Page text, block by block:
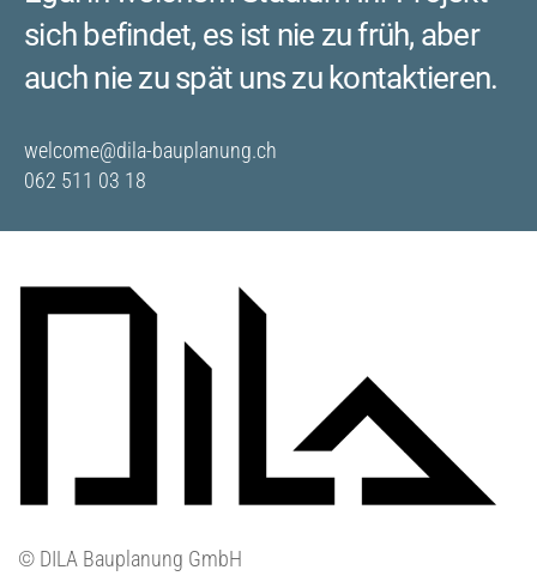
sich befindet, es ist nie zu früh, aber
auch nie zu spät uns zu kontak­tieren.
welcome@dila-bauplanung.ch
062 511 03 18
© DILA Bauplanung GmbH